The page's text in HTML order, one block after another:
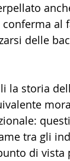
delle
la storia
tra gli
di